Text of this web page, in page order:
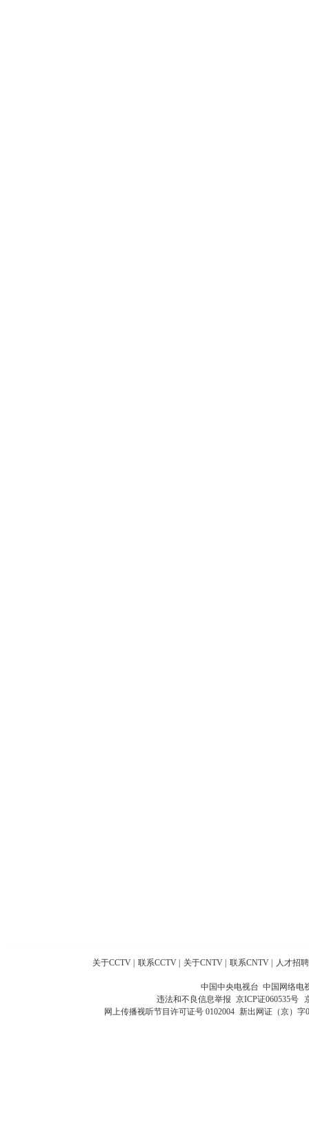
关于CCTV 联系CCTV 关于CNTV 联系CNTV 人才招聘
中国中央电视台 中国网络电
违法和不良信息举报 京ICP证060535号
网上传播视听节目许可证号 0102004 新出网证（京）